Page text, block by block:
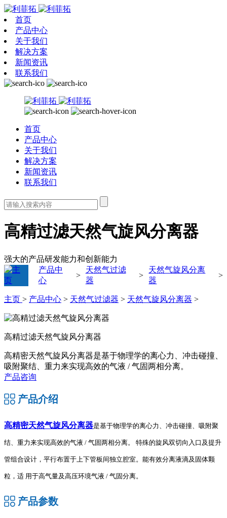
首页
产品中心
关于我们
解决方案
新闻资讯
联系我们
首页
产品中心
关于我们
解决方案
新闻资讯
联系我们
高精过滤天然气旋风分离器
强大的产品研发能力和创新能力
产品中
心
>
天然气过滤
器
>
天然气旋风分离
器
>
主页 > 产品中心 > 天然气过滤器 > 天然气旋风分离器 >
高精过滤天然气旋风分离器
高精密天然气旋风分离器是基于物理学的离心力、冲击碰撞、
吸附聚结、重力来实现高效的气液 / 气固两相分离。
产品咨询
产品介绍
高精密天然气旋风分离器是基于物理学的离心力、冲击碰撞、吸附聚
结、重力来实现高效的气液 / 气固两相分离。 特殊的旋风双切向入口及提升
管组合设计，平行布置于上下管板间独立腔室。能有效分离液滴及固体颗
粒，适 用于高气量及高压环境气液 / 气固分离。
产品参数